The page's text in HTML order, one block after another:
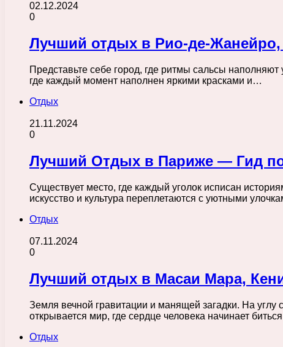
02.12.2024
0
Лучший отдых в Рио-де-Жанейро,
Представьте себе город, где ритмы сальсы
где каждый момент наполнен яркими красками и…
Отдых
21.11.2024
0
Лучший Отдых в Париже — Гид
Существует место, где каждый уголок исписан
искусство и культура переплетаются с уютными
Отдых
07.11.2024
0
Лучший отдых в Масаи Мара,
Земля вечной гравитации и манящей загадки. На углу
открывается мир, где сердце человека начинает
Отдых